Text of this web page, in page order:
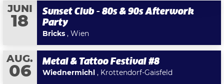
JUNI
18
Sunset Club - 80s & 90s Afterwork
Party
Bricks , Wien
AUG.
06
Metal & Tattoo Festival #8
Wiednermichl , Krottendorf-Gaisfeld